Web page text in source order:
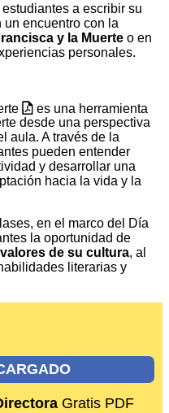
a escribir su
encuentro con la
y la Muerte o en
personales.
es una herramienta
desde una perspectiva
aula. A través de la
pueden entender
y desarrollar una
hacia la vida y la
en el marco del Día
la oportunidad de
de su cultura, al
literarias y
Gratis PDF